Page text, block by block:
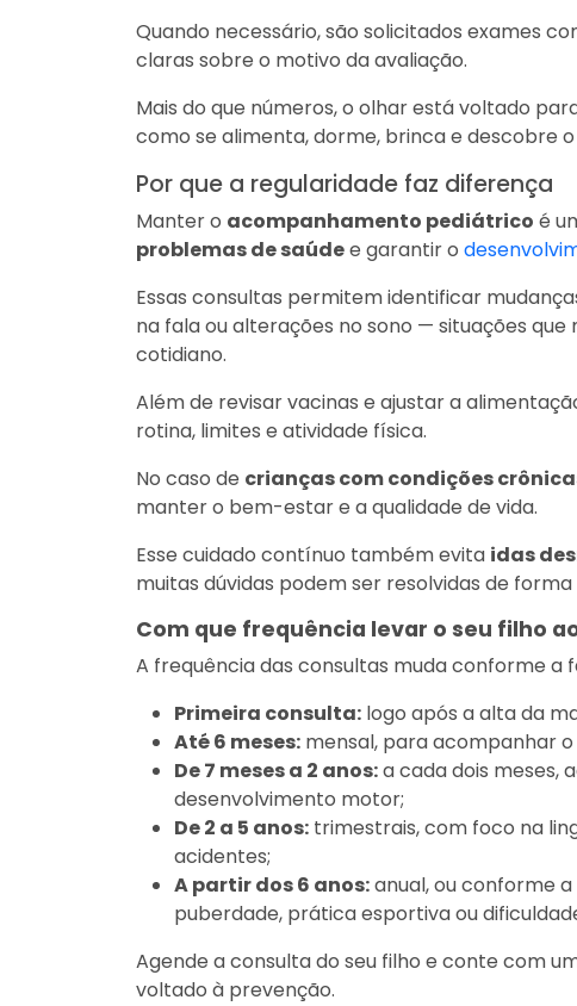
Quando necessário, são solicitados exames
claras sobre o motivo da avaliação.
Mais do que números, o olhar está voltado
como se alimenta, dorme, brinca e descobre
Por que a regularidade faz diferença
Manter o acompanhamento pediátrico é
problemas de saúdee garantir o
Essas consultas permitem identificar
na fala ou alterações no sono — situações
cotidiano.
Além de revisar vacinas e ajustar a
rotina, limites e atividade física.
No caso de crianças com condições
manter o bem-estar e a qualidade de vida.
Esse cuidado contínuo também evita idas
muitas dúvidas podem ser resolvidas de
Com que frequência levar o seu filho
A frequência das consultas muda conforme a
Primeira consulta: logo após a alta da
Até 6 meses: mensal, para acompanhar
De 7 meses a 2 anos:a cada dois meses,
desenvolvimento motor;
De 2 a 5 anos: trimestrais, com foco na
acidentes;
A partir dos 6 anos:anual, ou conforme
puberdade, prática esportiva ou
Agende a consulta do seu filho e conte com
voltado à prevenção.